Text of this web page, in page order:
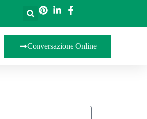
Conversazione Online